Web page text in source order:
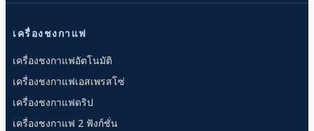
เครื่องชงกาแฟ
เครื่องชงกาแฟอัตโนมัติ
เครื่องชงกาแฟเอสเพรสโซ่
เครื่องชงกาแฟดริป
เครื่องชงกาแฟ 2 ฟังก์ชั่น